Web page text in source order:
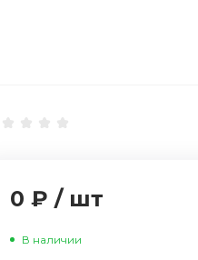
0 ₽ / шт
В наличии